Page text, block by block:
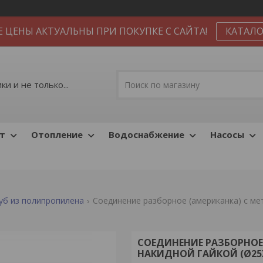
ЦЕНЫ АКТУАЛЬНЫ ПРИ ПОКУПКЕ С САЙТА!
и не только...
Отопление Водоснабжение Насосы
из полипропилена
СОЕДИНЕНИЕ
НАКИДНОЙ ГАЙКОЙ